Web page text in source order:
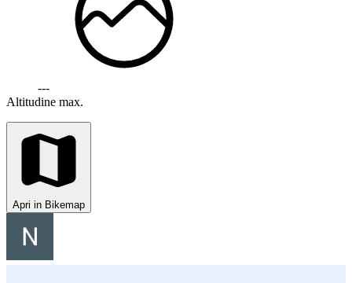
---
Altitudine max.
Apri in Bikemap